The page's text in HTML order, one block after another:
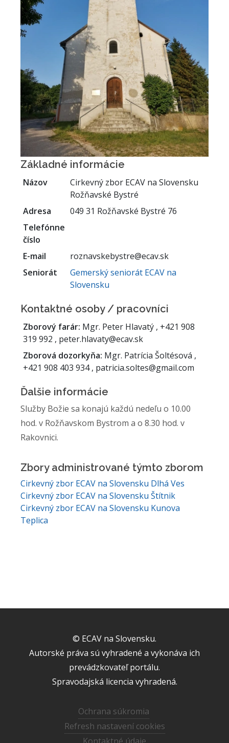
Základné informácie
Názov
Cirkevný zbor ECAV na Slovensku
Rožňavské Bystré
Adresa
049 31 Rožňavské Bystré 76
Telefónne
číslo
E-mail
roznavskebystre@ecav.sk
Seniorát
Gemerský seniorát ECAV na
Slovensku
Kontaktné osoby / pracovníci
Zborový farár: Mgr. Peter Hlavatý , +421 908
319 992 , peter.hlavaty@ecav.sk
Zborová dozorkyňa: Mgr. Patrícia Šoltésová ,
+421 908 403 934 , patricia.soltes@gmail.com
Ďalšie informácie
Služby Božie sa konajú každú nedeľu o 10.00
hod. v Rožňavskom Bystrom a o 8.30 hod. v
Rakovnici.
Zbory administrované týmto zborom
Cirkevný zbor ECAV na Slovensku Dlhá Ves
Cirkevný zbor ECAV na Slovensku Štítnik
Cirkevný zbor ECAV na Slovensku Kunova
Teplica
© ECAV na Slovensku.
Autorské práva sú vyhradené a vykonáva ich
prevádzkovateľ portálu.
Spravodajská licencia vyhradená.
Ochrana súkromia
Refresh nastavení cookies